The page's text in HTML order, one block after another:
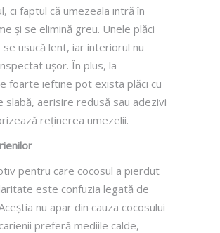
ci faptul că umezeala intră în
și se elimină greu. Unele plăci
se usucă lent, iar interiorul nu
ușor. În plus, la
foarte ieftine pot exista plăci cu
slabă, aerisire redusă sau adezivi
reținerea umezelii.
pentru care cocosul a pierdut
este confuzia legată de
nu apar din cauza cocosului
preferă mediile calde,